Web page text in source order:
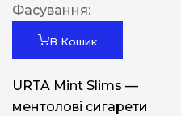
Фасування:
В Кошик
URTA Mint Slims —
ментолові сигарети